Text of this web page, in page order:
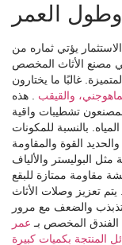
وطول العمر
يؤتي ثماره من
مصنع الأثاث المخصص
غالبًا ما يختارون
والقيقب
. هذه
تشطيبات واقية
بالنسبة للمكونات
والحديد القوة والمقاومة
مثل البوليستر والألياف
مقاومة ممتازة للبقع
يتم تعزيز وصلات الأثاث
والضعف مع مرور
الفندق المخصص بـ عمر